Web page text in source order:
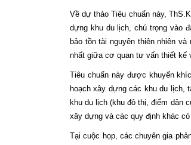
Về dự thảo Tiêu chuẩn này,
dựng khu du lịch, chú trọng vào
bảo tồn tài nguyên thiên nhiên
nhất giữa cơ quan tư vấn thiết kế
Tiêu chuẩn này được khuyến
hoạch xây dựng các khu du lịch,
khu du lịch (khu đô thị, điểm dân
xây dựng và các quy định khác có
Tại cuộc họp, các chuyên gia